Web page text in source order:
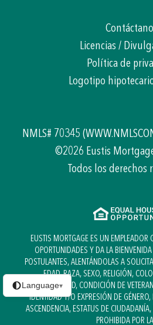
Language▾
Licencias /
Política de
Logotipo
NMLS# 70345
©2026 Eustis
Todos los derechos
EUSTIS MORTGAGE ES UN EMPLEADOR
OPORTUNIDADES Y DA LA
POSTULANTES, ALENTÁNDOLAS A
EDAD, RAZA, SEXO, RELIGIÓN,
DISCAPACIDAD, CONDICIÓN DE
IDENTIDAD Y/O EXPRESIÓN DE GÉNERO,
ASCENDENCIA, ESTATUS DE
PROHIBIDA POR